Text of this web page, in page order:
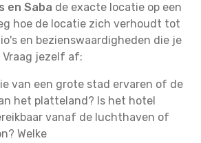
en Saba de exacte locatie op een
hoe de locatie zich verhoudt tot
en bezienswaardigheden die je
jezelf af:
van een grote stad ervaren of de
het platteland? Is het hotel
vanaf de luchthaven of
Welke